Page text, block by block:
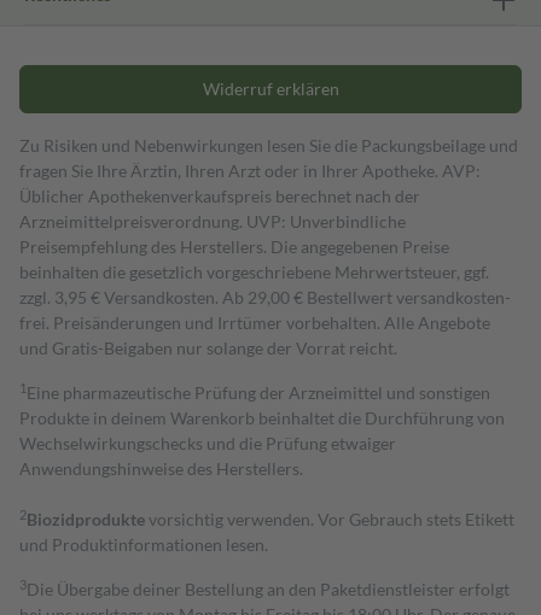
Widerruf erklären
Zu Risiken und Nebenwirkungen lesen Sie die Packungsbeilage und
fragen Sie Ihre Ärztin, Ihren Arzt oder in Ihrer Apotheke. AVP:
Üblicher Apothekenverkaufspreis berechnet nach der
Arzneimittelpreisverordnung. UVP: Unverbindliche
Preisempfehlung des Herstellers. Die angegebenen Preise
beinhalten die gesetzlich vorgeschriebene Mehrwertsteuer, ggf.
zzgl. 3,95 € Versandkosten. Ab 29,00 € Bestell­wert versand­kosten­
frei. Preisänderungen und Irrtümer vorbehalten. Alle Angebote
und Gratis-Beigaben nur solange der Vorrat reicht.
1 Eine pharmazeutische Prüfung der Arzneimittel und sonstigen
Produkte in deinem Warenkorb beinhaltet die Durchführung von
Wechselwirkungschecks und die Prüfung etwaiger
Anwendungshinweise des Herstellers.
2Biozidproduktevorsichtig verwenden. Vor Gebrauch stets Etikett
und Produktinformationen lesen.
3Die Übergabe deiner Bestellung an den Paketdienstleister erfolgt